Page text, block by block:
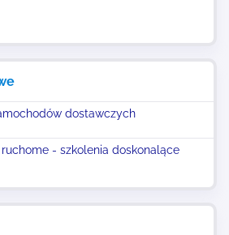
dostawczych
- szkolenia doskonalące